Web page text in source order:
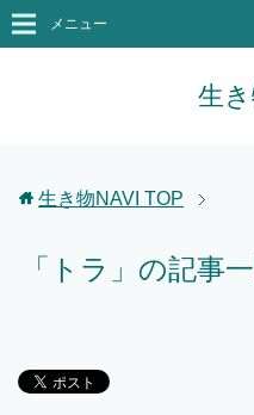
生
メニュー
生き物NAVI TOP
「トラ」の記事